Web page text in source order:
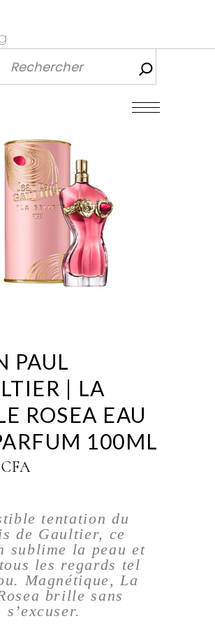
PAUL
| LA
ROSEA EAU
100ML
CFA
tentation du
de Gaultier, ce
sublime la peau et
les regards tel
Magnétique, La
brille sans